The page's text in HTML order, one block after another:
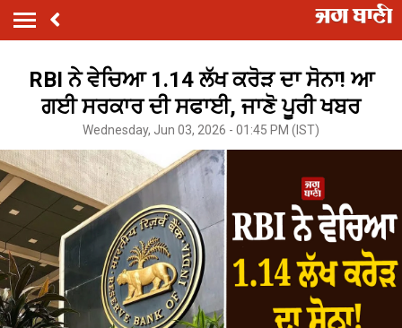
RBI ਨੇ ਵੇਚਿਆ 1.14 ਲੱਖ ਕਰੋੜ ਦਾ ਸੋਨਾ! ਆ
ਗਈ ਸਰਕਾਰ ਦੀ ਸਫਾਈ, ਜਾਣੋ ਪੂਰੀ ਖਬਰ
Wednesday, Jun 03, 2026 - 01:45 PM (IST)